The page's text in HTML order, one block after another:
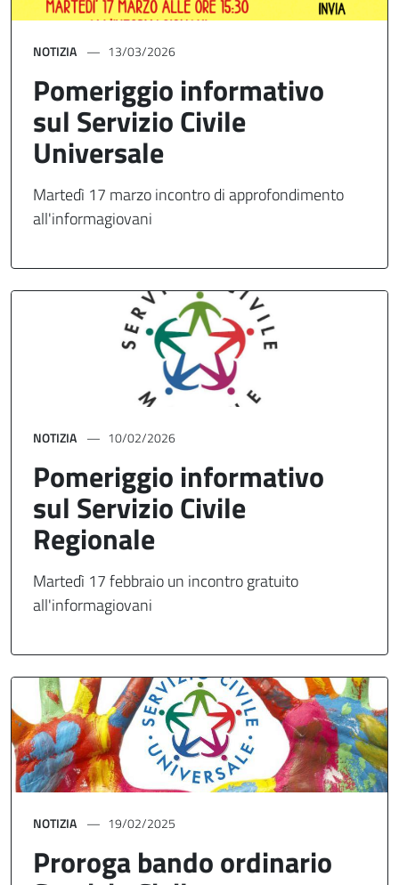
NOTIZIA 13/03/2026
Pomeriggio informativo
sul Servizio Civile
Universale
Martedì 17 marzo incontro di approfondimento
all'informagiovani
NOTIZIA 10/02/2026
Pomeriggio informativo
sul Servizio Civile
Regionale
Martedì 17 febbraio un incontro gratuito
all'informagiovani
NOTIZIA 19/02/2025
Proroga bando ordinario